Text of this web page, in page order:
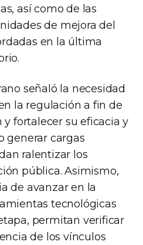
así como de las
de mejora del
en la última
señaló la necesidad
la regulación a fin de
fortalecer su eficacia y
generar cargas
ralentizar los
pública. Asimismo,
de avanzar en la
tecnológicas
permitan verificar
de los vínculos